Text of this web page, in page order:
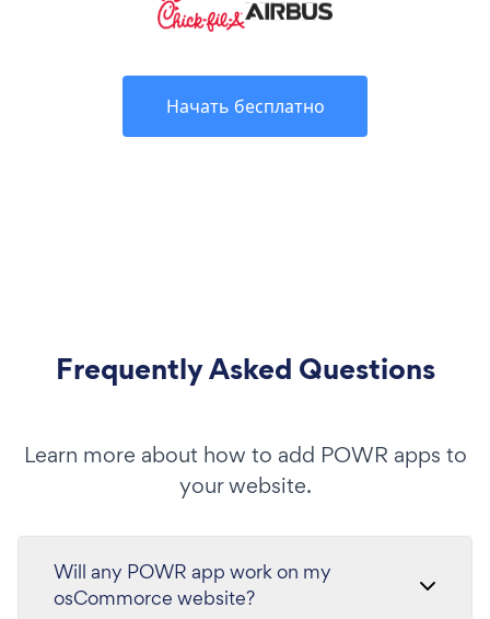
Начать бесплатно
Frequently Asked Questions
Learn more about how to add POWR apps to
your website.
Will any POWR app work on my
osCommorce website?